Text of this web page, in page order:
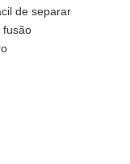
de separar
fusão